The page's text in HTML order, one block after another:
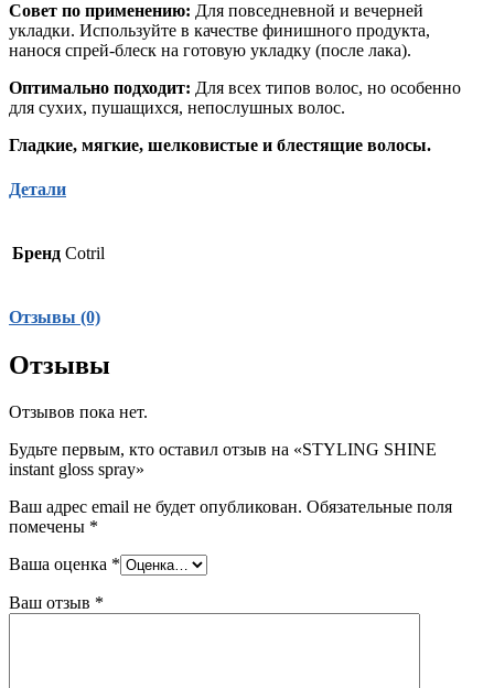
Совет по применению: Для повседневной и вечерней
укладки. Используйте в качестве финишного продукта,
нанося спрей-блеск на готовую укладку (после лака).
Оптимально подходит: Для всех типов волос, но особенно
для сухих, пушащихся, непослушных волос.
Гладкие, мягкие, шелковистые и блестящие волосы.
Детали
Бренд Cotril
Отзывы (0)
Отзывы
Отзывов пока нет.
Будьте первым, кто оставил отзыв на «STYLING SHINE
instant gloss spray»
Ваш адрес email не будет опубликован. Обязательные поля
помечены *
Ваша оценка *
Ваш отзыв *